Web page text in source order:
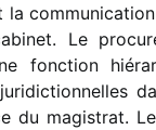
la
Le
fonc­tion
du magis­trat.